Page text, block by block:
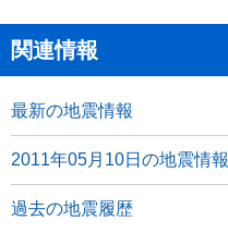
関連情報
最新の地震情報
2011年05月10日の地震情報
過去の地震履歴